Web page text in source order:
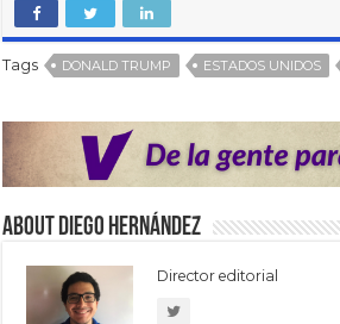
Tags DONALD TRUMP ESTADOS UNIDOS
About Diego Hernández
Director editorial